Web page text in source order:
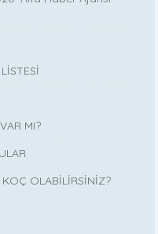
MI?
KOÇ OLABİLİRSİNİZ?